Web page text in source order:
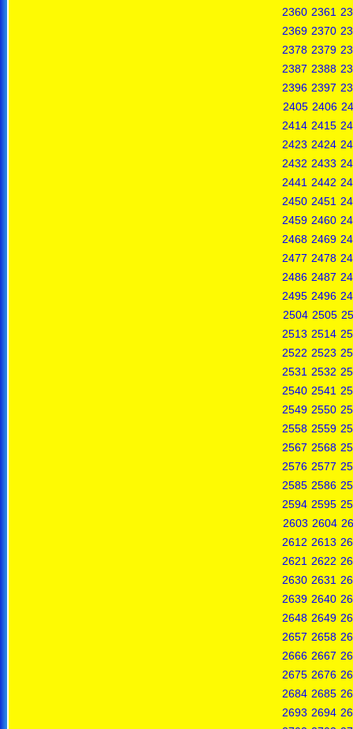
2360 2361
2369 2370
2378 2379
2387 2388
2396 2397
2405 2406
2414 2415
2423 2424
2432 2433
2441 2442
2450 2451
2459 2460
2468 2469
2477 2478
2486 2487
2495 2496
2504 2505
2513 2514
2522 2523
2531 2532
2540 2541
2549 2550
2558 2559
2567 2568
2576 2577
2585 2586
2594 2595
2603 2604
2612 2613
2621 2622
2630 2631
2639 2640
2648 2649
2657 2658
2666 2667
2675 2676
2684 2685
2693 2694